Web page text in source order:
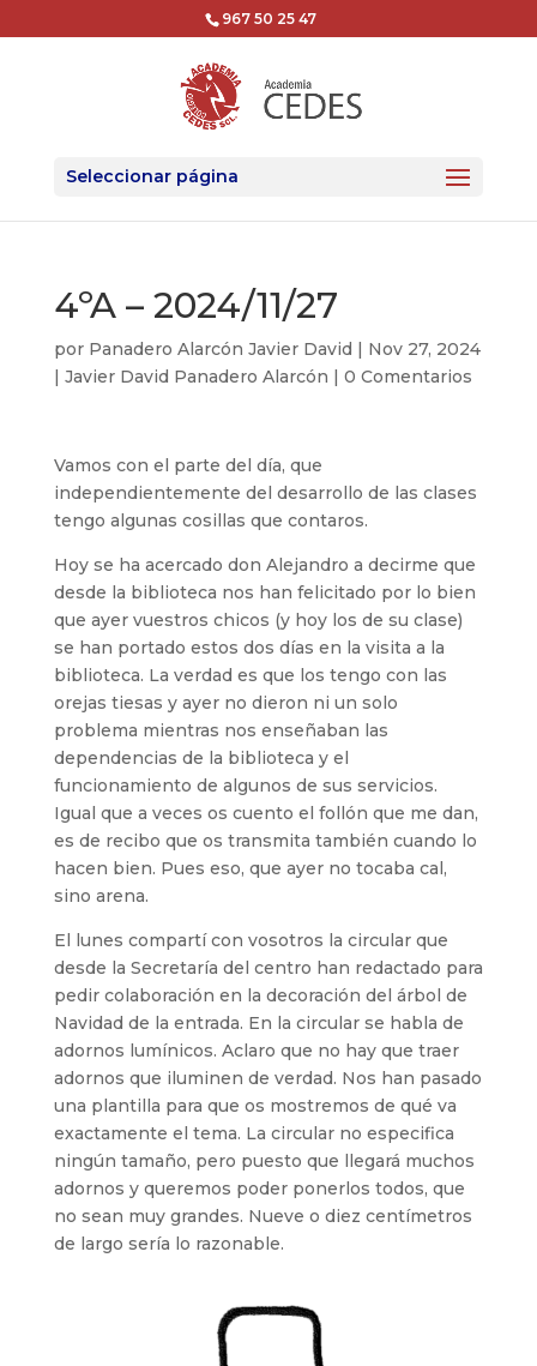
967 50 25 47
Seleccionar página
4ºA – 2024/11/27
por Panadero Alarcón Javier David | Nov 27, 2024
| Javier David Panadero Alarcón | 0 Comentarios
Vamos con el parte del día, que
independientemente del desarrollo de las clases
tengo algunas cosillas que contaros.
Hoy se ha acercado don Alejandro a decirme que
desde la biblioteca nos han felicitado por lo bien
que ayer vuestros chicos (y hoy los de su clase)
se han portado estos dos días en la visita a la
biblioteca. La verdad es que los tengo con las
orejas tiesas y ayer no dieron ni un solo
problema mientras nos enseñaban las
dependencias de la biblioteca y el
funcionamiento de algunos de sus servicios.
Igual que a veces os cuento el follón que me dan,
es de recibo que os transmita también cuando lo
hacen bien. Pues eso, que ayer no tocaba cal,
sino arena.
El lunes compartí con vosotros la circular que
desde la Secretaría del centro han redactado para
pedir colaboración en la decoración del árbol de
Navidad de la entrada. En la circular se habla de
adornos lumínicos. Aclaro que no hay que traer
adornos que iluminen de verdad. Nos han pasado
una plantilla para que os mostremos de qué va
exactamente el tema. La circular no especifica
ningún tamaño, pero puesto que llegará muchos
adornos y queremos poder ponerlos todos, que
no sean muy grandes. Nueve o diez centímetros
de largo sería lo razonable.